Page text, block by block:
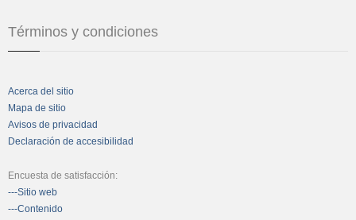
Términos y condiciones
Acerca del sitio
Mapa de sitio
Avisos de privacidad
Declaración de accesibilidad
Encuesta de satisfacción:
---Sitio web
---Contenido